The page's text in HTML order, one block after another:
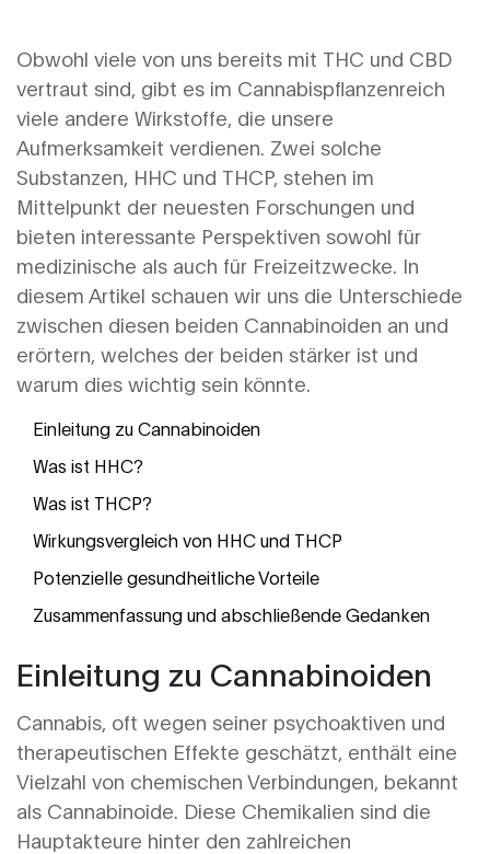
Obwohl viele von uns bereits mit THC und CBD
vertraut sind, gibt es im Cannabispflanzenreich
viele andere Wirkstoffe, die unsere
Aufmerksamkeit verdienen. Zwei solche
Substanzen, HHC und THCP, stehen im
Mittelpunkt der neuesten Forschungen und
bieten interessante Perspektiven sowohl für
medizinische als auch für Freizeitzwecke. In
diesem Artikel schauen wir uns die Unterschiede
zwischen diesen beiden Cannabinoiden an und
erörtern, welches der beiden stärker ist und
warum dies wichtig sein könnte.
Einleitung zu Cannabinoiden
Was ist HHC?
Was ist THCP?
Wirkungsvergleich von HHC und THCP
Potenzielle gesundheitliche Vorteile
Zusammenfassung und abschließende Gedanken
Einleitung zu Cannabinoiden
Cannabis, oft wegen seiner psychoaktiven und
therapeutischen Effekte geschätzt, enthält eine
Vielzahl von chemischen Verbindungen, bekannt
als Cannabinoide. Diese Chemikalien sind die
Hauptakteure hinter den zahlreichen